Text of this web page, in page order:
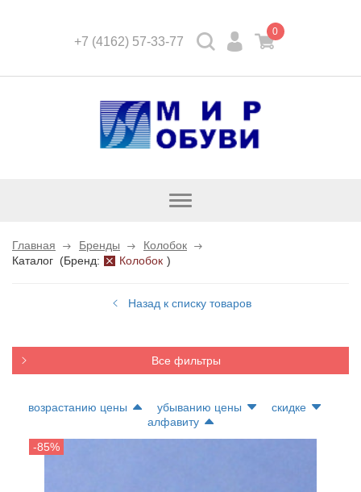
+7 (4162) 57-33-77
0
Открыть
Главная Бренды
Колобок
Каталог (Бренд: Колобок )
Назад к списку товаров
Все фильтры
возрастанию цены убыванию цены
скидке
алфавиту